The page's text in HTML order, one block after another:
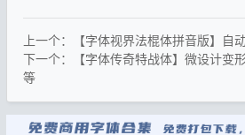
上一个：【字体视界法棍体拼音版】自
下一个：【字体传奇特战体】微设计变
等